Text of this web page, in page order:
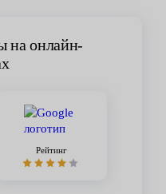
на онлайн-
Рейтинг